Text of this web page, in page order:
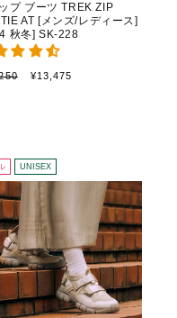
プ ブーツ TREK ZIP
AT [メンズ/レディース]
秋冬] SK-228
セ
¥13,475
UNISEX